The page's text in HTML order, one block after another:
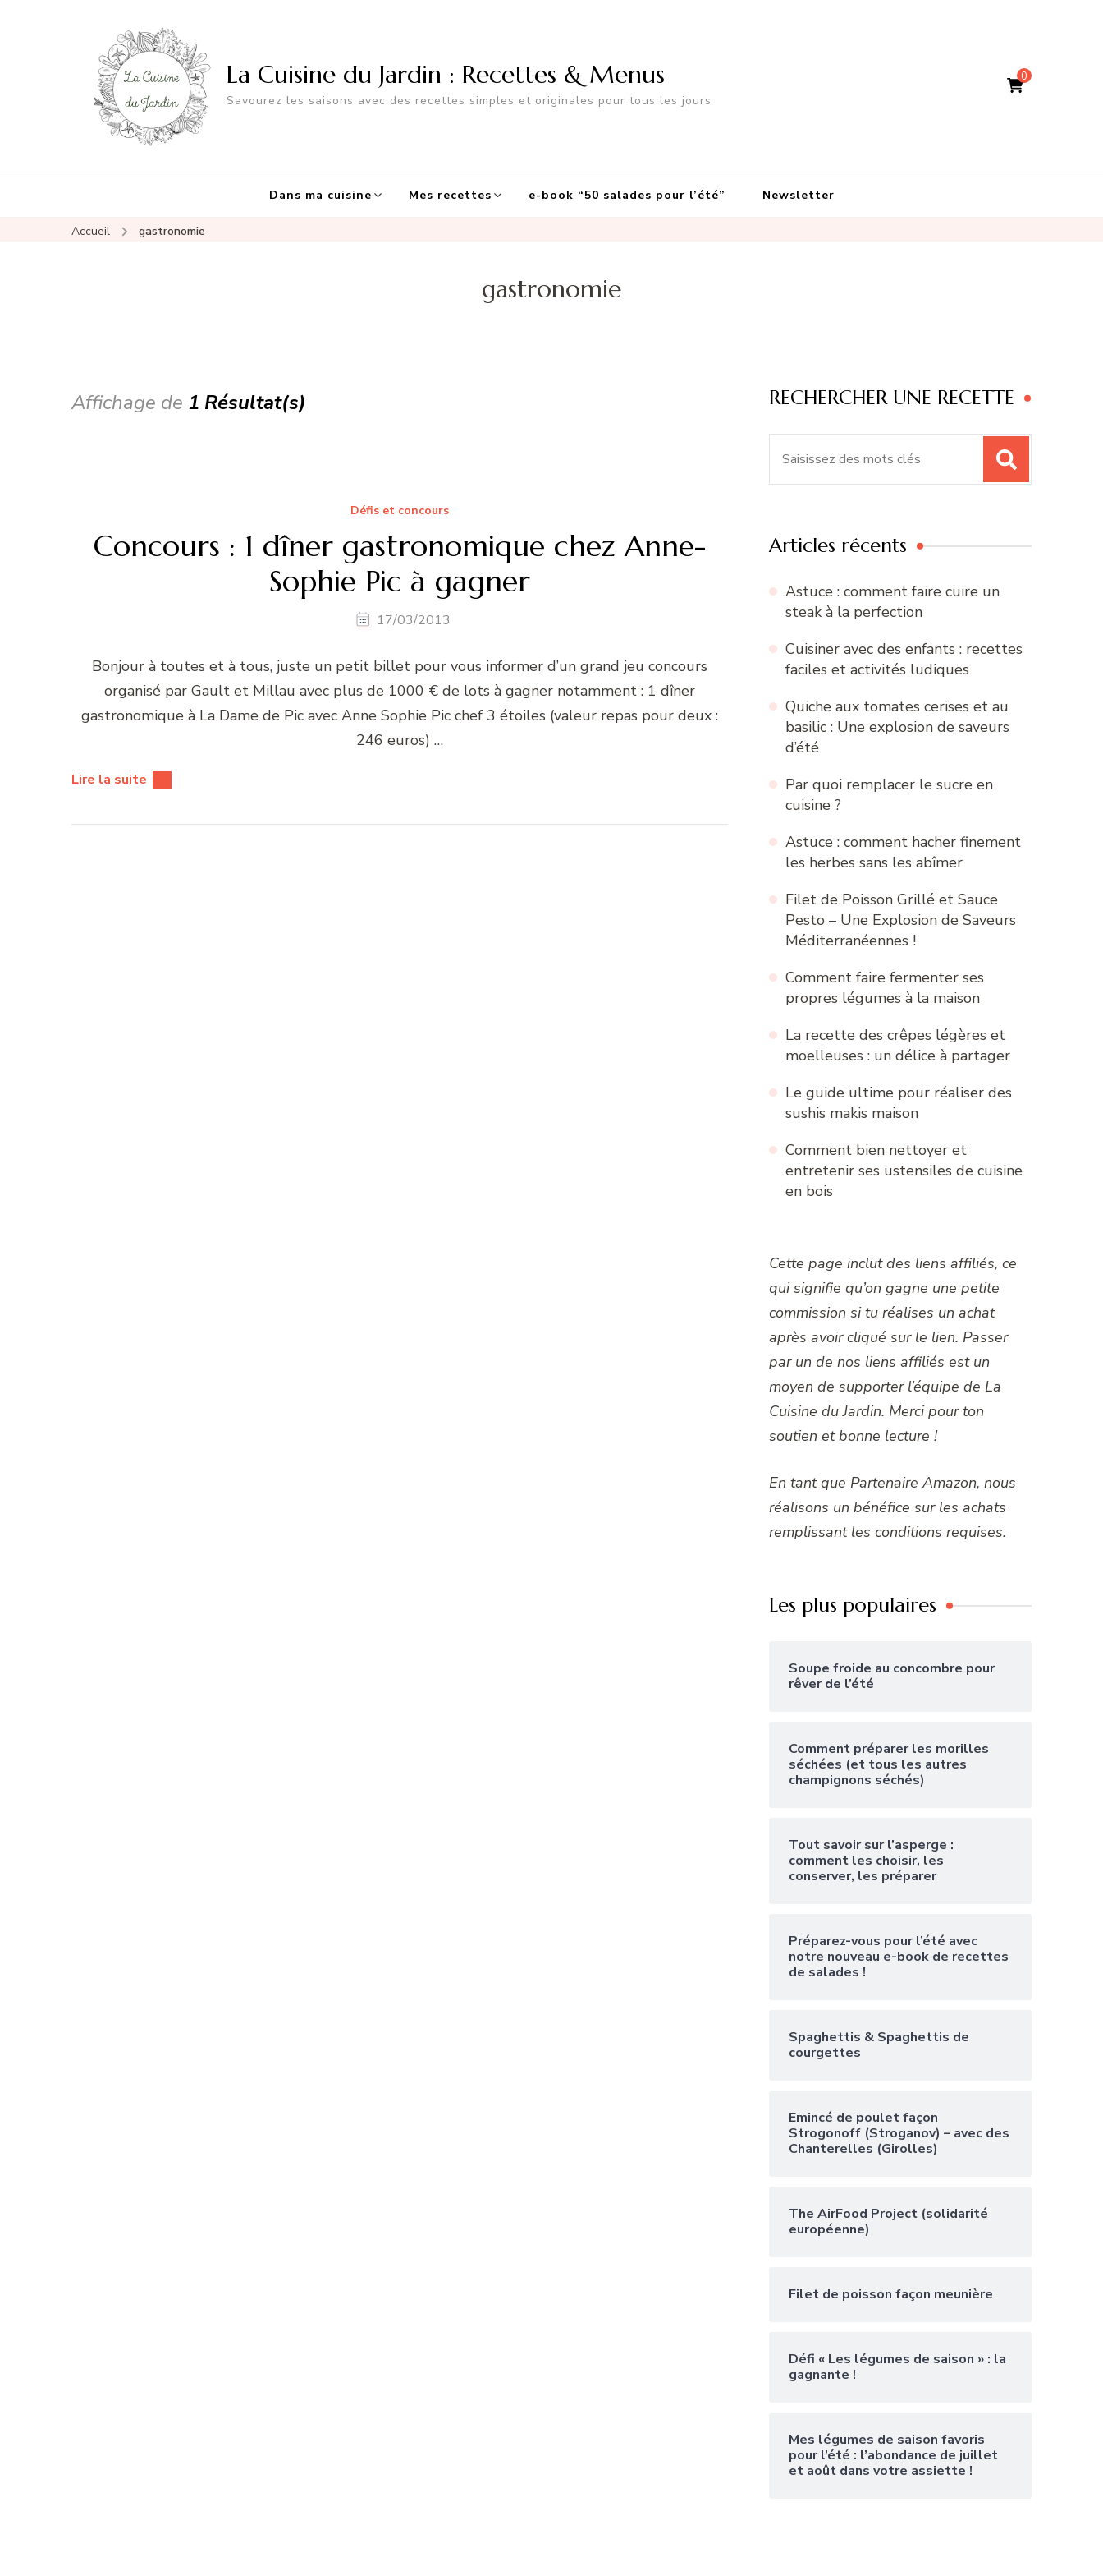
0
La Cuisine du Jardin : Recettes & Menus
Savourez les saisons avec des recettes simples et originales pour tous les jours
Dans ma cuisine Mes recettes e-book “50 salades pour l’été” Newsletter
Accueil gastronomie
gastronomie
Affichage de 1 Résultat(s)
Défis et concours
Concours : 1 dîner gastronomique chez Anne-
Sophie Pic à gagner
17/03/2013
Bonjour à toutes et à tous, juste un petit billet pour vous informer d’un grand jeu concours
organisé par Gault et Millau avec plus de 1000 € de lots à gagner notamment : 1 dîner
gastronomique à La Dame de Pic avec Anne Sophie Pic chef 3 étoiles (valeur repas pour deux :
246 euros) …
Lire la suite
RECHERCHER UNE RECETTE
Articles récents
Astuce : comment faire cuire un
steak à la perfection
Cuisiner avec des enfants : recettes
faciles et activités ludiques
Quiche aux tomates cerises et au
basilic : Une explosion de saveurs
d’été
Par quoi remplacer le sucre en
cuisine ?
Astuce : comment hacher finement
les herbes sans les abîmer
Filet de Poisson Grillé et Sauce
Pesto – Une Explosion de Saveurs
Méditerranéennes !
Comment faire fermenter ses
propres légumes à la maison
La recette des crêpes légères et
moelleuses : un délice à partager
Le guide ultime pour réaliser des
sushis makis maison
Comment bien nettoyer et
entretenir ses ustensiles de cuisine
en bois
Cette page inclut des liens affiliés, ce
qui signifie qu’on gagne une petite
commission si tu réalises un achat
après avoir cliqué sur le lien. Passer
par un de nos liens affiliés est un
moyen de supporter l’équipe de La
Cuisine du Jardin. Merci pour ton
soutien et bonne lecture !
En tant que Partenaire Amazon, nous
réalisons un bénéfice sur les achats
remplissant les conditions requises.
Les plus populaires
Soupe froide au concombre pour
rêver de l’été
Comment préparer les morilles
séchées (et tous les autres
champignons séchés)
Tout savoir sur l’asperge :
comment les choisir, les
conserver, les préparer
Préparez-vous pour l’été avec
notre nouveau e-book de recettes
de salades !
Spaghettis & Spaghettis de
courgettes
Emincé de poulet façon
Strogonoff (Stroganov) – avec des
Chanterelles (Girolles)
The AirFood Project (solidarité
européenne)
Filet de poisson façon meunière
Défi « Les légumes de saison » : la
gagnante !
Mes légumes de saison favoris
pour l’été : l’abondance de juillet
et août dans votre assiette !